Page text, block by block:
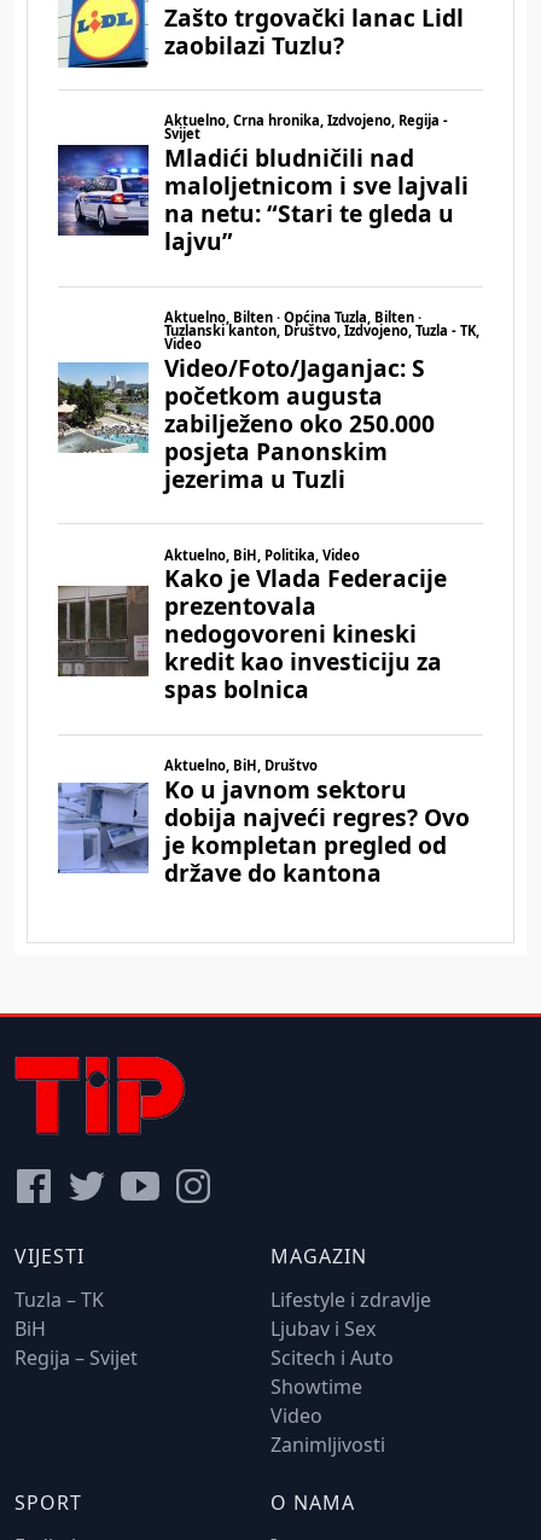
VIJESTI
Tuzla – TK
BiH
Regija – Svijet
MAGAZIN
Lifestyle i zdravlje
Ljubav i Sex
Scitech i Auto
Showtime
Video
Zanimljivosti
SPORT
O NAMA